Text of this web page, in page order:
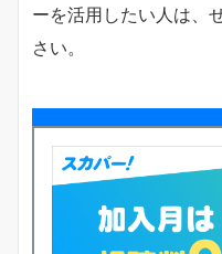
ーを活用したい人は、
さい。